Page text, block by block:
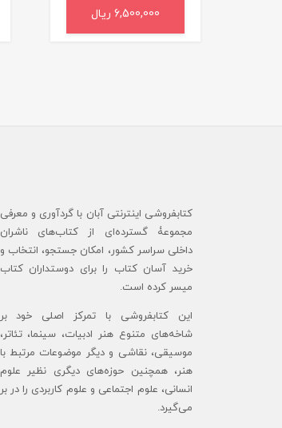
6,500,000 ریال
افزودن به سبد خرید
کتابفروشی اینترنتی آبان با گردآوری و معرفی
مجموعۀ گسترده‌ای از کتاب‌های ناشران
داخلی سراسر کشور، امکان جستجو، انتخاب و
خرید آسان کتاب را برای دوستداران کتاب
میسر کرده است.
این کتابفروشی با تمرکز اصلی خود بر
شاخه‌های متنوع هنر ادبیات، سینما، تئاتر،
موسیقی، نقاشی و دیگر موضوعات مرتبط با
هنر، همچنین حوزه‌های دیگری نظیر علوم
انسانی، علوم اجتماعی و علوم کاربردی را در بر
می‌گیرد.